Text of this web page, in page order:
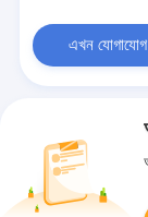
এখন যোগাযোগ